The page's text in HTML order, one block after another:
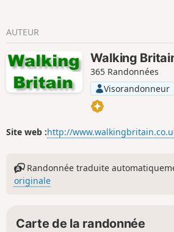
AUTEUR
Walking
365 Randonnées
Visorandonneur
Site web :http://
Randonnée traduite
originale
Carte de la randonnée